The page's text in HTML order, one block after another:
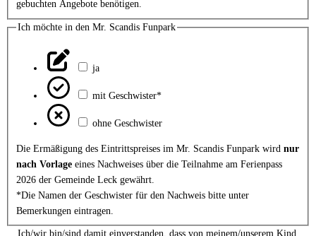
gebuchten Angebote benötigen.
Ich möchte in den Mr. Scandis Funpark
ja
mit Geschwister*
ohne Geschwister
Die Ermäßigung des Eintrittspreises im Mr. Scandis Funpark wird nur
nach Vorlageeines Nachweises über die Teilnahme am Ferienpass
2026 der Gemeinde Leck gewährt.
*Die Namen der Geschwister für den Nachweis bitte unter
Bemerkungen eintragen.
Ich/wir bin/sind damit einverstanden, dass von meinem/unserem Kind